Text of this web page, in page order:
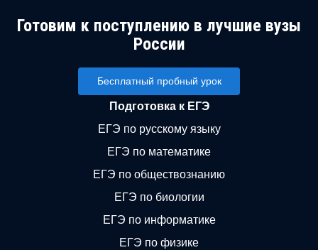
Готовим к поступлению в лучшие вузы
России
Бесплатный пробный урок
Подготовка к ЕГЭ
ЕГЭ по русскому языку
ЕГЭ по математике
ЕГЭ по обществознанию
ЕГЭ по биологии
ЕГЭ по информатике
ЕГЭ по физике